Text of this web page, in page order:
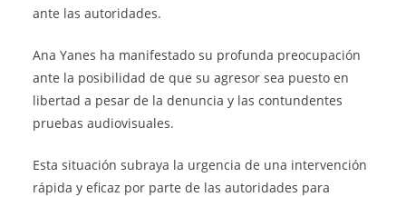
ante las autoridades.
Ana Yanes ha manifestado su profunda preocupación
ante la posibilidad de que su agresor sea puesto en
libertad a pesar de la denuncia y las contundentes
pruebas audiovisuales.
Esta situación subraya la urgencia de una intervención
rápida y eficaz por parte de las autoridades para